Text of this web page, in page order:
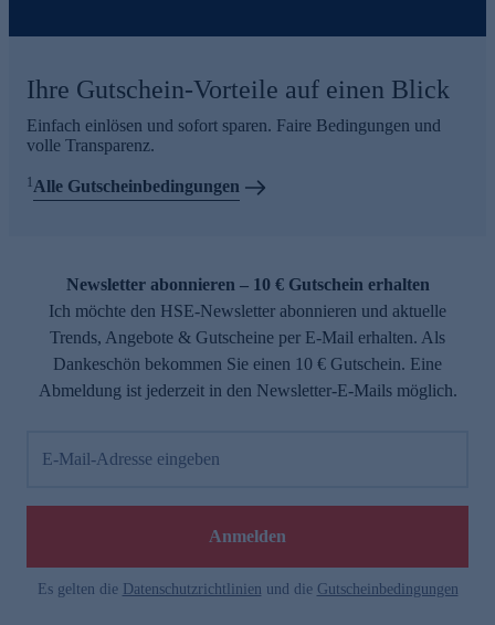
Ihre Gutschein-Vorteile auf einen Blick
Einfach einlösen und sofort sparen. Faire Bedingungen und
volle Transparenz.
1Alle Gutscheinbedingungen
Newsletter abonnieren – 10 € Gutschein erhalten
Ich möchte den HSE-Newsletter abonnieren und aktuelle
Trends, Angebote & Gutscheine per E-Mail erhalten. Als
Dankeschön bekommen Sie einen 10 € Gutschein. Eine
Abmeldung ist jederzeit in den Newsletter-E-Mails möglich.
E-Mail-Adresse eingeben
Anmelden
Es gelten die Datenschutzrichtlinien und die Gutscheinbedingungen